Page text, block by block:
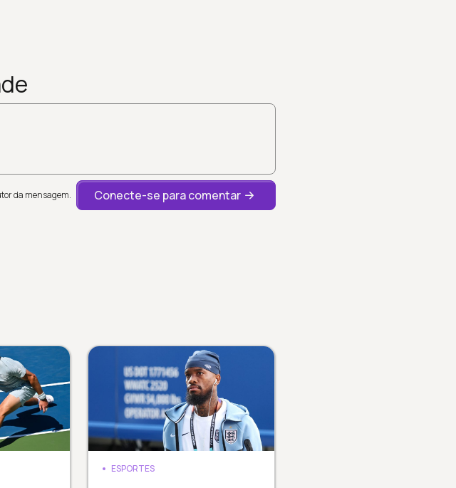
da mensagem. Conecte-se para comentar
ESPORTES